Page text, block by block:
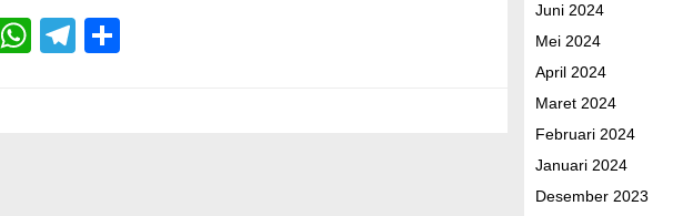
Facebook
WhatsApp
Telegram
Juni 2024
Mei 2024
April 2024
Maret 2024
Februari 2024
Januari 2024
Desember 2023